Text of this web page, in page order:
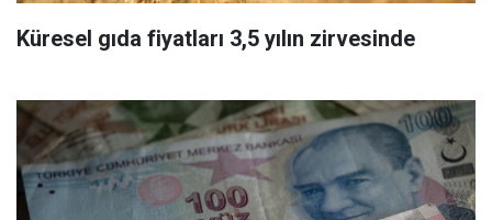
Küresel gıda fiyatları 3,5 yılın zirvesinde